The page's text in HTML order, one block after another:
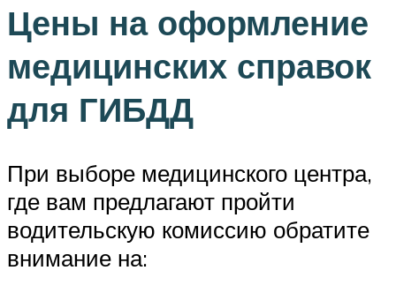
Цены на оформление
медицинских справок
для ГИБДД
При выборе медицинского центра,
где вам предлагают пройти
водительскую комиссию обратите
внимание на: